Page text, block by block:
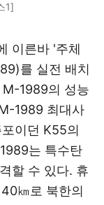
1]
이른바 '주체
를 실전 배치
M-1989의 성능
1989 최대사
이던 K55의
는 특수탄
할 수 있다. 휴
㎞로 북한의